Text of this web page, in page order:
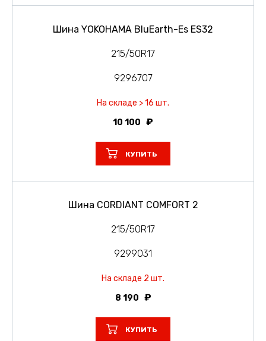
Шина YOKOHAMA BluEarth-Es ES32
215/50R17
9296707
На складе > 16 шт.
10 100
КУПИТЬ
Шина CORDIANT COMFORT 2
215/50R17
9299031
На складе 2 шт.
8 190
КУПИТЬ